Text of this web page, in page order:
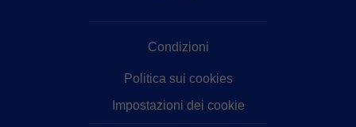
Condizioni
Politica sui cookies
Impostazioni dei cookie